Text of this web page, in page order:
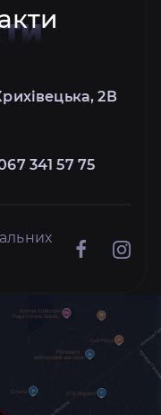
2В
341 57 75